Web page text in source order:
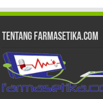
Tentang Farmasetika.com